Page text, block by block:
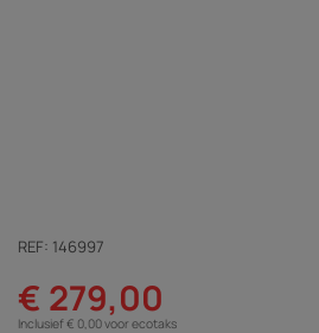
REF: 146997
€ 279,00
Inclusief € 0,00 voor ecotaks